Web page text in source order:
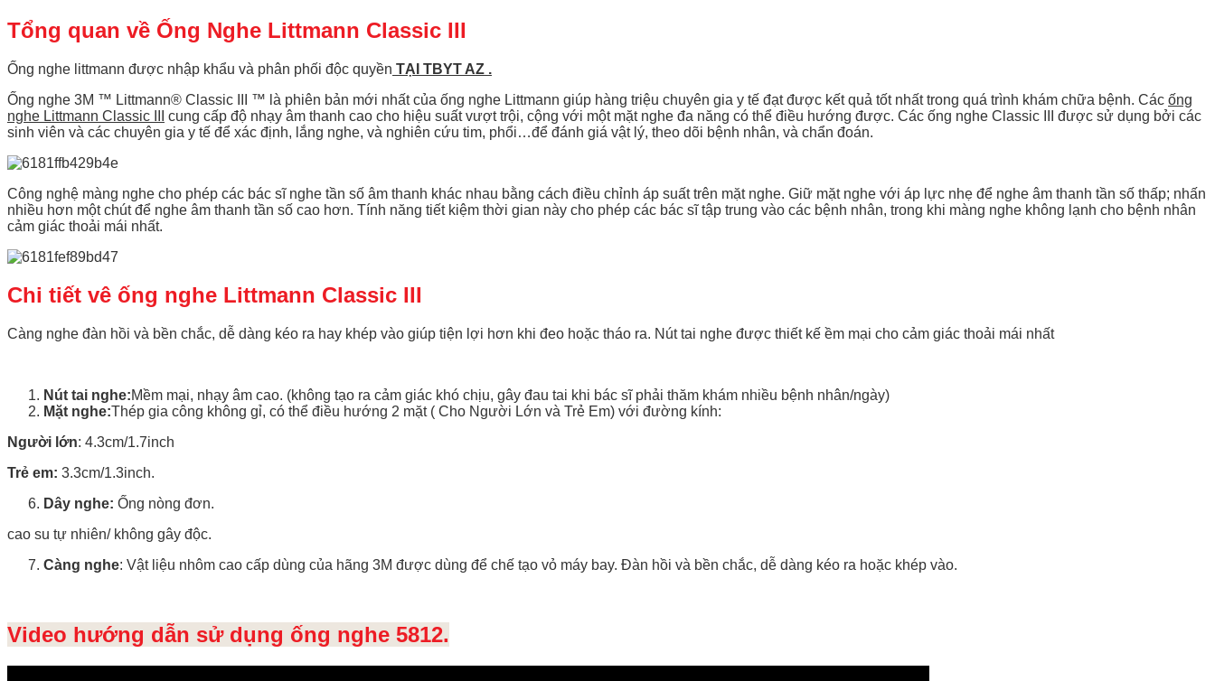
Tổng quan về Ống Nghe Littmann Classic III
Ống nghe littmann được nhập khẩu và phân phối độc quyền TẠI TBYT AZ .
Ống nghe 3M ™ Littmann® Classic III ™ là phiên bản mới nhất của ống nghe Littmann giúp hàng triệu chuyên gia y tế đạt được kết quả tốt nhất trong quá trình khám chữa bệnh. Các ống
nghe Littmann Classic III
cung cấp độ nhạy âm thanh cao cho hiệu suất vượt trội, cộng với một mặt nghe đa năng có thể điều hướng được. Các ống nghe Classic III được sử dụng bởi các
sinh viên và các chuyên gia y tế để xác định, lắng nghe, và nghiên cứu tim, phổi…để đánh giá vật lý, theo dõi bệnh nhân, và chẩn đoán.
Công nghệ màng nghe cho phép các bác sĩ nghe tần số âm thanh khác nhau bằng cách điều chỉnh áp suất trên mặt nghe. Giữ mặt nghe với áp lực nhẹ để nghe âm thanh tần số thấp; nhấn
nhiều hơn một chút để nghe âm thanh tần số cao hơn. Tính năng tiết kiệm thời gian này cho phép các bác sĩ tập trung vào các bệnh nhân, trong khi màng nghe không lạnh cho bệnh nhân
cảm giác thoải mái nhất.
Chi tiết vê ống nghe Littmann Classic III
Càng nghe đàn hồi và bền chắc, dễ dàng kéo ra hay khép vào giúp tiện lợi hơn khi đeo hoặc tháo ra. Nút tai nghe được thiết kế ềm mại cho cảm giác thoải mái nhất
Nút tai nghe:Mềm mại, nhạy âm cao. (không tạo ra cảm giác khó chịu, gây đau tai khi bác sĩ phải thăm khám nhiều bệnh nhân/ngày)
Mặt nghe:Thép gia công không gỉ, có thể điều hướng 2 mặt ( Cho Người Lớn và Trẻ Em) với đường kính:
Người lớn: 4.3cm/1.7inch
Trẻ em: 3.3cm/1.3inch.
Dây nghe: Ống nòng đơn.
cao su tự nhiên/ không gây độc.
Càng nghe: Vật liệu nhôm cao cấp dùng của hãng 3M được dùng để chế tạo vỏ máy bay. Đàn hồi và bền chắc, dễ dàng kéo ra hoặc khép vào.
Video hướng dẫn sử dụng ống nghe 5812.